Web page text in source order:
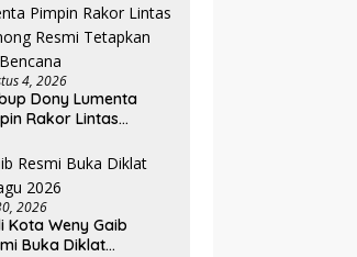
4, 2026
Dony Lumenta
Rakor Lintas
Tetapkan Status
Darurat Bencana
2026
Kota Weny Gaib
Buka Diklat